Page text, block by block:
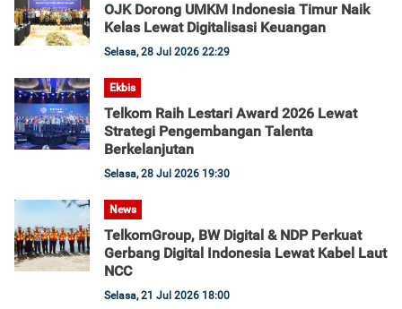
OJK Dorong UMKM Indonesia Timur Naik
Kelas Lewat Digitalisasi Keuangan
Selasa, 28 Jul 2026 22:29
Ekbis
Telkom Raih Lestari Award 2026 Lewat
Strategi Pengembangan Talenta
Berkelanjutan
Selasa, 28 Jul 2026 19:30
News
TelkomGroup, BW Digital & NDP Perkuat
Gerbang Digital Indonesia Lewat Kabel Laut
NCC
Selasa, 21 Jul 2026 18:00